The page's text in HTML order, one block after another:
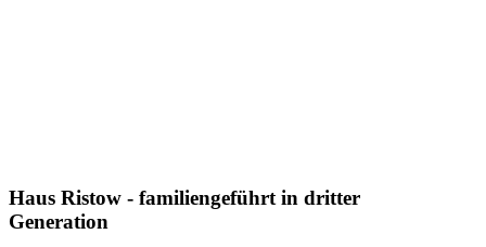
Haus Ristow - familiengeführt in dritter
Generation